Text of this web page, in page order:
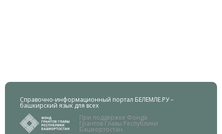
Справочно-информационный портал БЕЛЕМЛЕ.РУ –
башкирский язык для всех
При поддержке Фонда
Грантов Главы Республики
Башкортостан.